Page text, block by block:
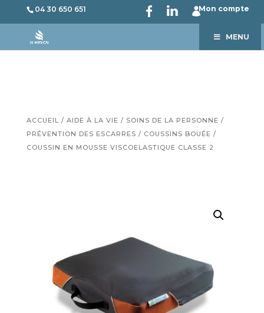
04 30 650 651 Mon compte
MENU
ACCUEIL / AIDE À LA VIE / SOINS DE LA PERSONNE /
PRÉVENTION DES ESCARRES / COUSSINS BOUÉE /
COUSSIN EN MOUSSE VISCOELASTIQUE CLASSE 2